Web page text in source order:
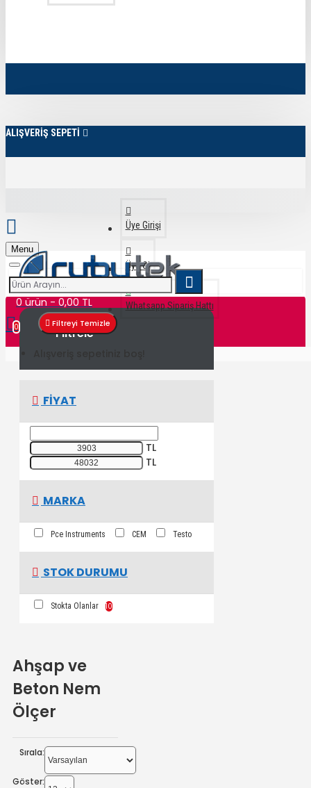
ALIŞVERİŞ SEPETİ
Üye Girişi
Üye Ol
Whatsapp Sipariş Hattı
Menu
0 ürün - 0,00 TL
0 Filtrele
Filtreyi Temizle
FIYAT
TL
TL
MARKA
Pce Instruments CEM Testo
STOK DURUMU
Stokta Olanlar 10
Ahşap ve
Beton Nem
Ölçer
Sırala:
Göster: